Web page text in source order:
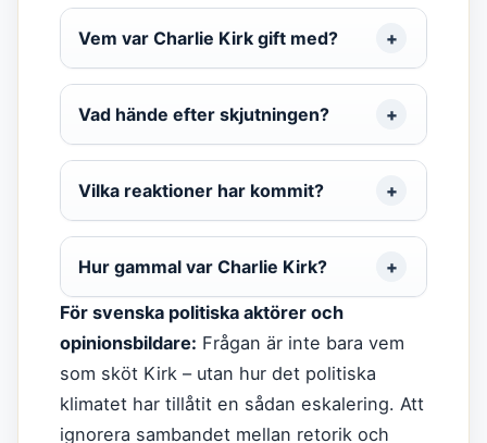
Vem var Charlie Kirk gift med?
Vad hände efter skjutningen?
Vilka reaktioner har kommit?
Hur gammal var Charlie Kirk?
För svenska politiska aktörer och
opinionsbildare: Frågan är inte bara vem
som sköt Kirk – utan hur det politiska
klimatet har tillåtit en sådan eskalering. Att
ignorera sambandet mellan retorik och